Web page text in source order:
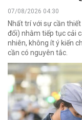
07/08/2026 04:30
Nhất trí với sự cần
đổi) nhằm tiếp tục cải
nhiên, không ít ý kiến
cần có nguyên tắc.